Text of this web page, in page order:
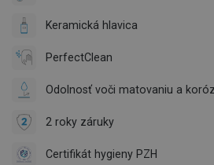
Keramická hlavica
PerfectClean
Odolnosť voči matovaniu a
2 roky záruky
Certifikát hygieny PZH